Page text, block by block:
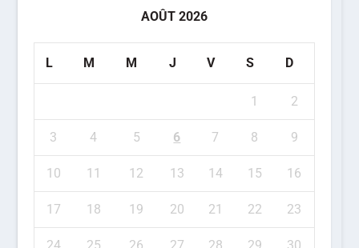
AOÛT 2026
L M M J V S D
1 2
3 4 5 6 7 8 9
10 11 12 13 14 15 16
17 18 19 20 21 22 23